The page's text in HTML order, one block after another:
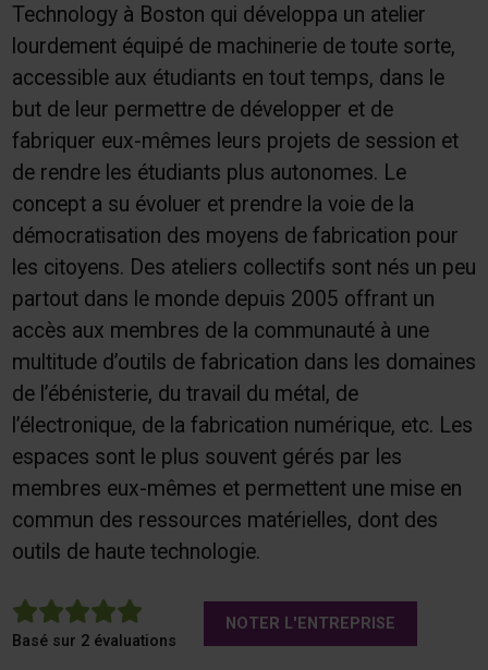
Technology à Boston qui développa un atelier
lourdement équipé de machinerie de toute sorte,
accessible aux étudiants en tout temps, dans le
but de leur permettre de développer et de
fabriquer eux-mêmes leurs projets de session et
de rendre les étudiants plus autonomes. Le
concept a su évoluer et prendre la voie de la
démocratisation des moyens de fabrication pour
les citoyens. Des ateliers collectifs sont nés un peu
partout dans le monde depuis 2005 offrant un
accès aux membres de la communauté à une
multitude d’outils de fabrication dans les domaines
de l’ébénisterie, du travail du métal, de
l’électronique, de la fabrication numérique, etc. Les
espaces sont le plus souvent gérés par les
membres eux-mêmes et permettent une mise en
commun des ressources matérielles, dont des
outils de haute technologie.
5
Basé sur 2 évaluations
NOTER L'ENTREPRISE